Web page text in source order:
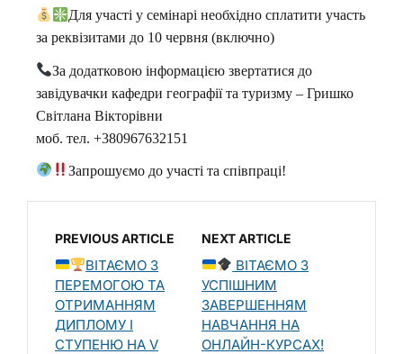
Для участі у семінарі необхідно сплатити участь
за реквізитами до 10 червня (включно)
За додатковою інформацією звертатися до
завідувачки кафедри географії та туризму – Гришко
Світлана Вікторівни
моб. тел. +380967632151
Запрошуємо до участі та співпраці!
PREVIOUS ARTICLE
ВІТАЄМО З
ПЕРЕМОГОЮ ТА
ОТРИМАННЯМ
ДИПЛОМУ І
СТУПЕНЮ НА V
NEXT ARTICLE
ВІТАЄМО З
УСПІШНИМ
ЗАВЕРШЕННЯМ
НАВЧАННЯ НА
ОНЛАЙН-КУРСАХ!